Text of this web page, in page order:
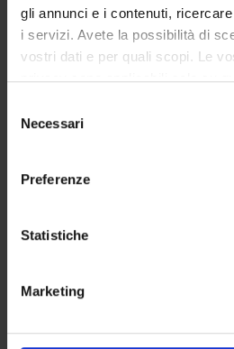
gli annunci e i contenuti,
i servizi. Avete la possibilità di
vostri dati e per quali scopi. Le
privacy sono applicabili solo su
modificare o revocare il proprio
momento dalla Dichiarazione
raccogliere informazioni
geografica, con
Identificare il tuo
delNecessari
Preferenze
Statistiche
Marketing
RESEARCH AREAS INVOLVED IN
Anatomy & Morphology
SECTIONS
RESEARCH GROUPS
SECTIONS